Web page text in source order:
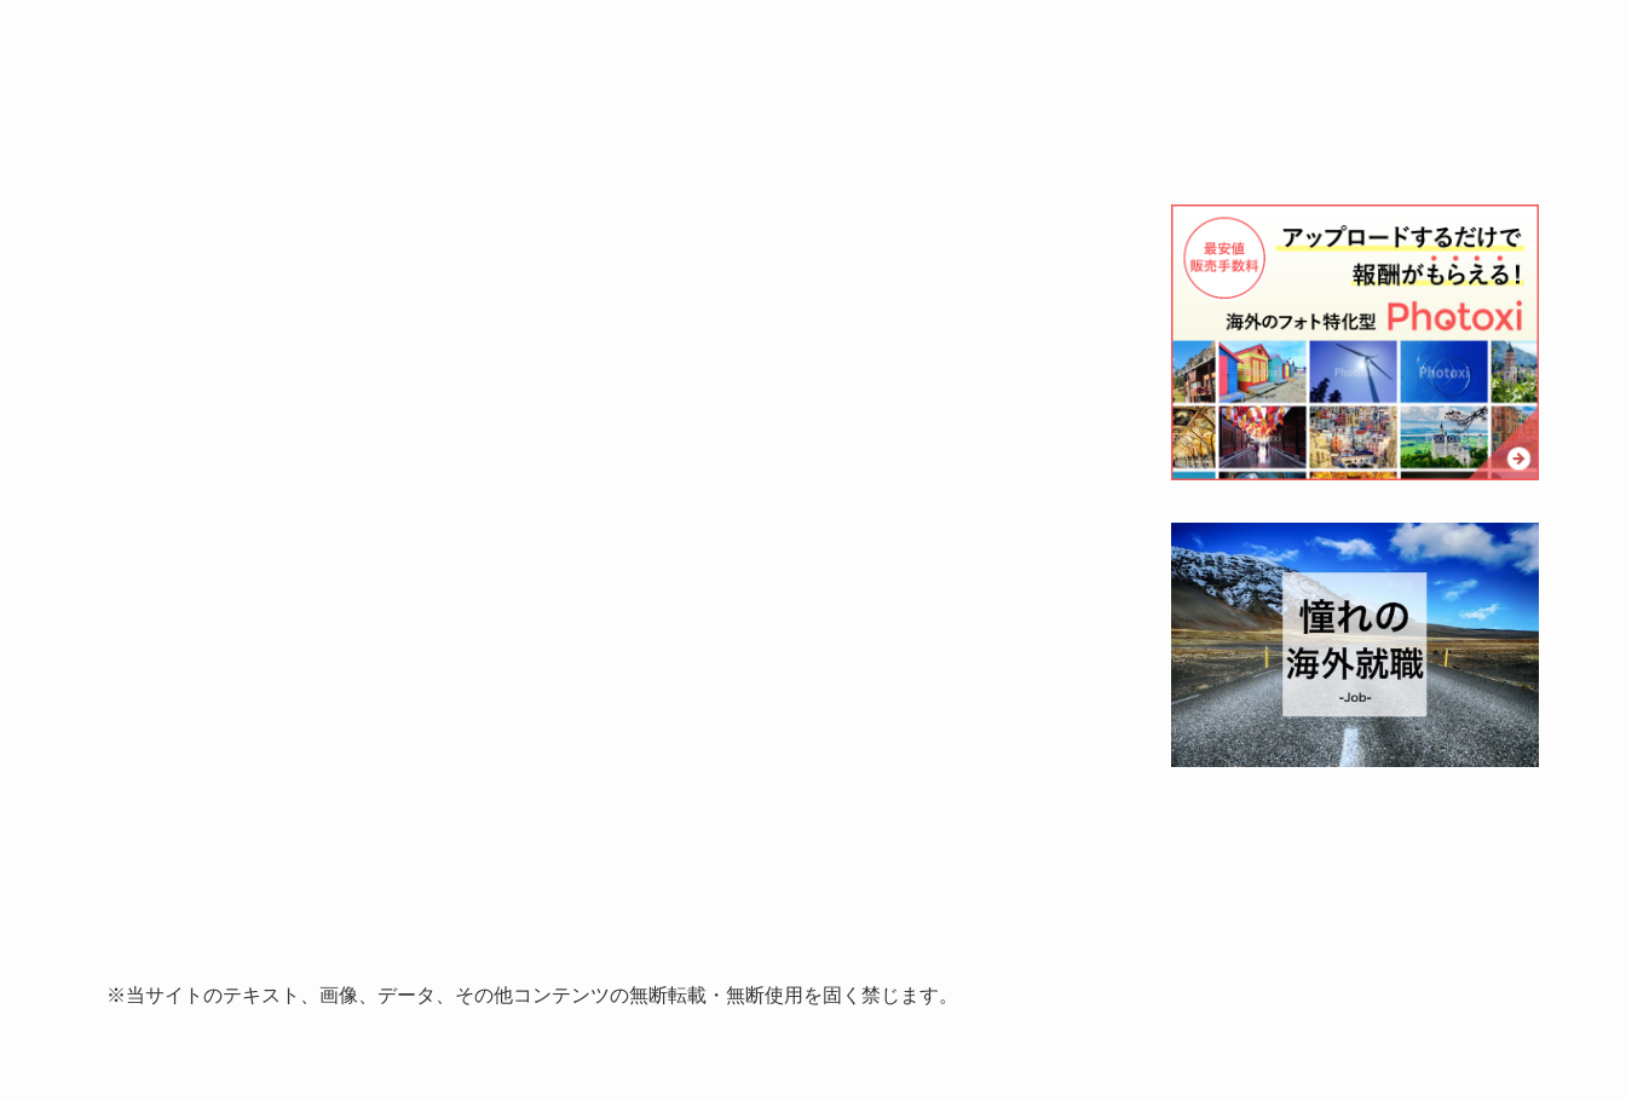
※当サイトのテキスト、画像、データ、その他コンテンツの無断転載・無断使用を固く禁じます。